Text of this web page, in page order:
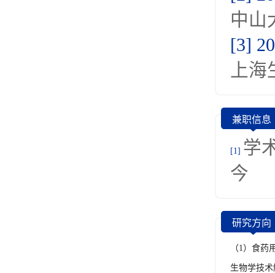
中山
[3]
上
兼职信息
[1] 学
今
研究方向
（1）食
生物学技